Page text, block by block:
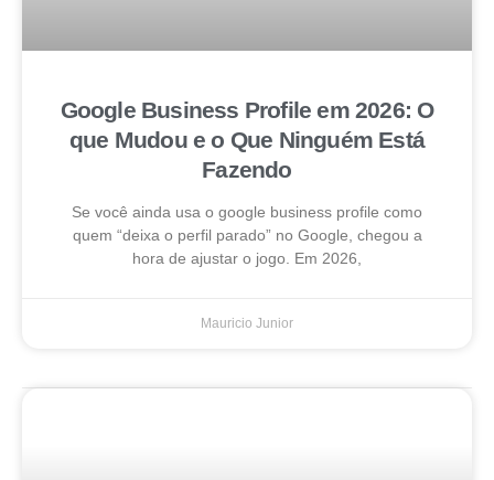
Google Business Profile em 2026: O
que Mudou e o Que Ninguém Está
Fazendo
Se você ainda usa o google business profile como
quem “deixa o perfil parado” no Google, chegou a
hora de ajustar o jogo. Em 2026,
Mauricio Junior